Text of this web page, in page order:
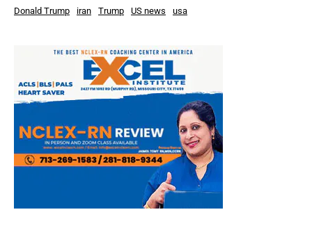
Donald Trump iran Trump US news usa